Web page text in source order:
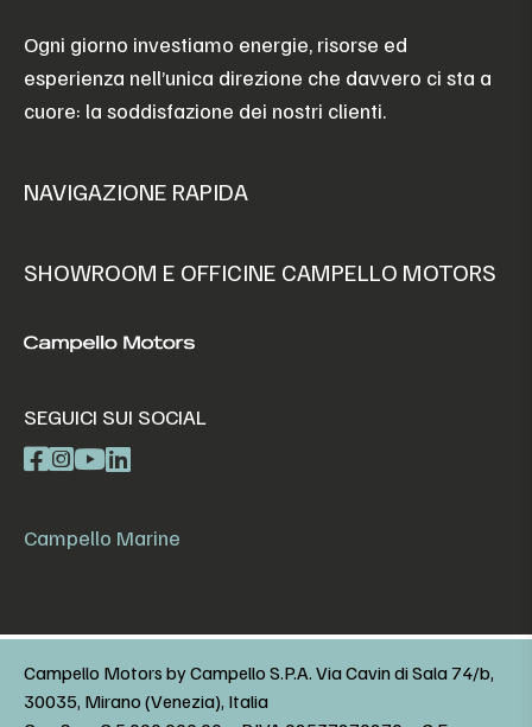
Ogni giorno investiamo energie, risorse ed
esperienza nell’unica direzione che davvero ci sta a
cuore: la soddisfazione dei nostri clienti.
NAVIGAZIONE RAPIDA
SHOWROOM E OFFICINE CAMPELLO MOTORS
SEGUICI SUI SOCIAL
Campello Marine
Campello Motors by Campello S.P.A. Via Cavin di Sala 74/b,
30035, Mirano (Venezia), Italia